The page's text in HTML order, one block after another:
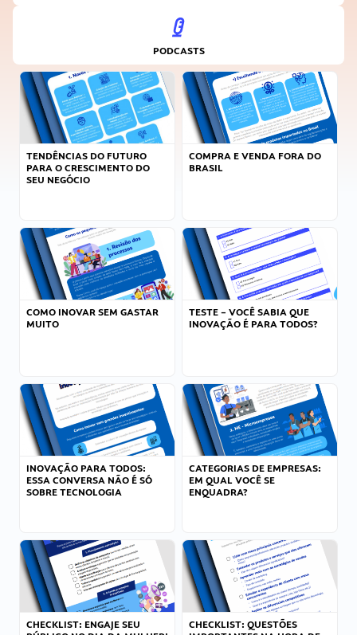
PODCASTS
TENDÊNCIAS DO FUTURO
PARA O CRESCIMENTO DO
SEU NEGÓCIO
COMPRA E VENDA FORA DO
BRASIL
COMO INOVAR SEM GASTAR
MUITO
TESTE – VOCÊ SABIA QUE
INOVAÇÃO É PARA TODOS?
INOVAÇÃO PARA TODOS:
ESSA CONVERSA NÃO É SÓ
SOBRE TECNOLOGIA
CATEGORIAS DE EMPRESAS:
EM QUAL VOCÊ SE
ENQUADRA?
CHECKLIST: ENGAJE SEU
CHECKLIST: QUESTÕES